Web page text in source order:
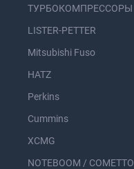
ТУРБОКОМПРЕССОРЫ
LISTER-PETTER
Mitsubishi Fuso
HATZ
Perkins
Cummins
XCMG
NOTEBOOM / COMETTO